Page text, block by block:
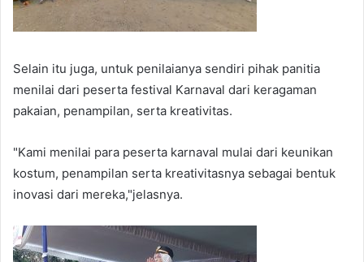
Selain itu juga, untuk penilaianya sendiri pihak panitia
menilai dari peserta festival Karnaval dari keragaman
pakaian, penampilan, serta kreativitas.
"Kami menilai para peserta karnaval mulai dari keunikan
kostum, penampilan serta kreativitasnya sebagai bentuk
inovasi dari mereka,"jelasnya.